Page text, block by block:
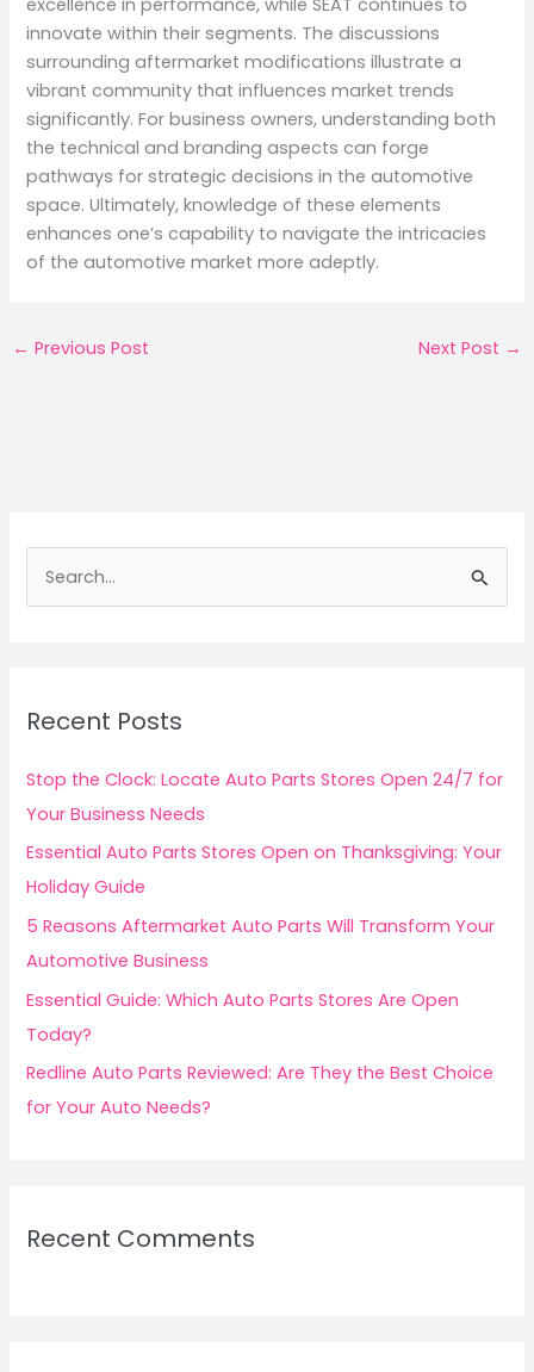
h
f
o
Recent Posts
Stop the Clock: Locate Auto Parts Stores Open 24/7 for
Your Business Needs
Essential Auto Parts Stores Open on Thanksgiving: Your
Holiday Guide
5 Reasons Aftermarket Auto Parts Will Transform Your
Automotive Business
Essential Guide: Which Auto Parts Stores Are Open
Today?
Redline Auto Parts Reviewed: Are They the Best Choice
for Your Auto Needs?
Recent Comments
innovate within their segments. The discussions
surrounding aftermarket modifications illustrate a
vibrant community that influences market trends
significantly. For business owners, understanding both
the technical and branding aspects can forge
pathways for strategic decisions in the automotive
space. Ultimately, knowledge of these elements
enhances one’s capability to navigate the intricacies
of the automotive market more adeptly.
← Previous Post Next Post →